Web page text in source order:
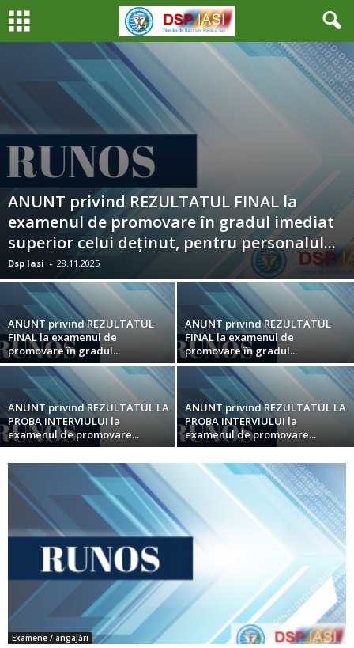
ANUNT privind REZULTATUL FINAL la
examenul de promovare în gradul imediat
superior celui deținut, pentru personalul...
Dsp Iasi - 28.11.2025
ANUNT privind REZULTATUL
FINAL la examenul de
promovare în gradul...
ANUNT privind REZULTATUL
FINAL la examenul de
promovare în gradul...
ANUNT privind REZULTATUL LA
PROBA INTERVIULUI la
examenul de promovare...
ANUNT privind REZULTATUL LA
PROBA INTERVIULUI la
examenul de promovare...
Examene / angajări